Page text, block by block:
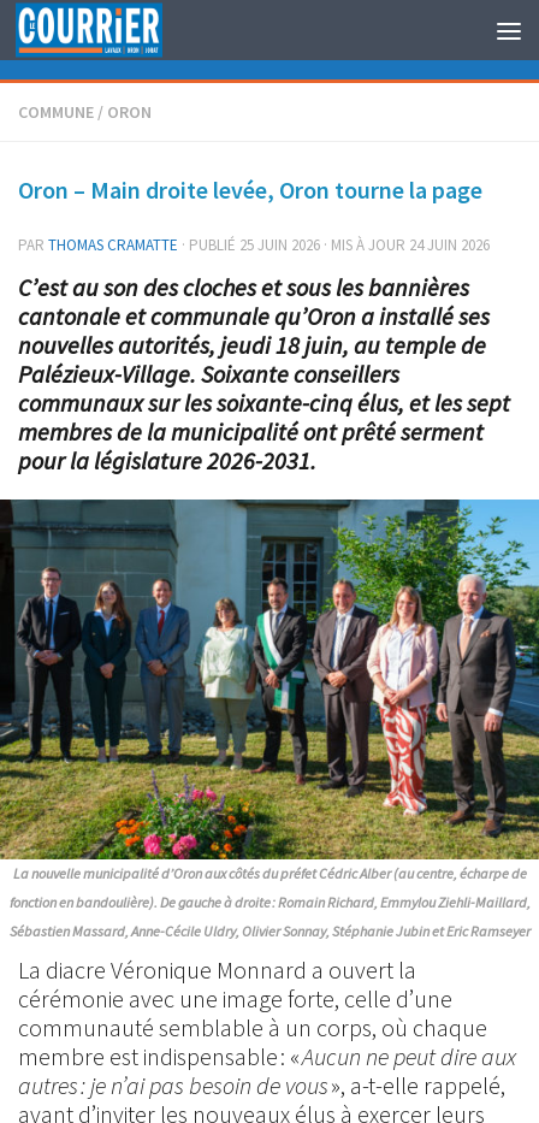
Au dessous du contenu
COMMUNE / ORON
Oron – Main droite levée, Oron tourne la page
PAR THOMAS CRAMATTE · PUBLIÉ 25 JUIN 2026 · MIS À JOUR 24 JUIN 2026
C’est au son des cloches et sous les bannières
cantonale et communale qu’Oron a installé ses
nouvelles autorités, jeudi 18 juin, au temple de
Palézieux-Village. Soixante conseillers
communaux sur les soixante-cinq élus, et les sept
membres de la municipalité ont prêté serment
pour la législature 2026-2031.
La nouvelle municipalité d’Oron aux côtés du préfet Cédric Alber (au centre, écharpe de
fonction en bandoulière). De gauche à droite : Romain Richard, Emmylou Ziehli-Maillard,
Sébastien Massard, Anne-Cécile Uldry, Olivier Sonnay, Stéphanie Jubin et Eric Ramseyer
La diacre Véronique Monnard a ouvert la
cérémonie avec une image forte, celle d’une
communauté semblable à un corps, où chaque
membre est indispensable : «Aucun ne peut dire aux
autres : je n’ai pas besoin de vous», a-t-elle rappelé,
avant d’inviter les nouveaux élus à exercer leurs